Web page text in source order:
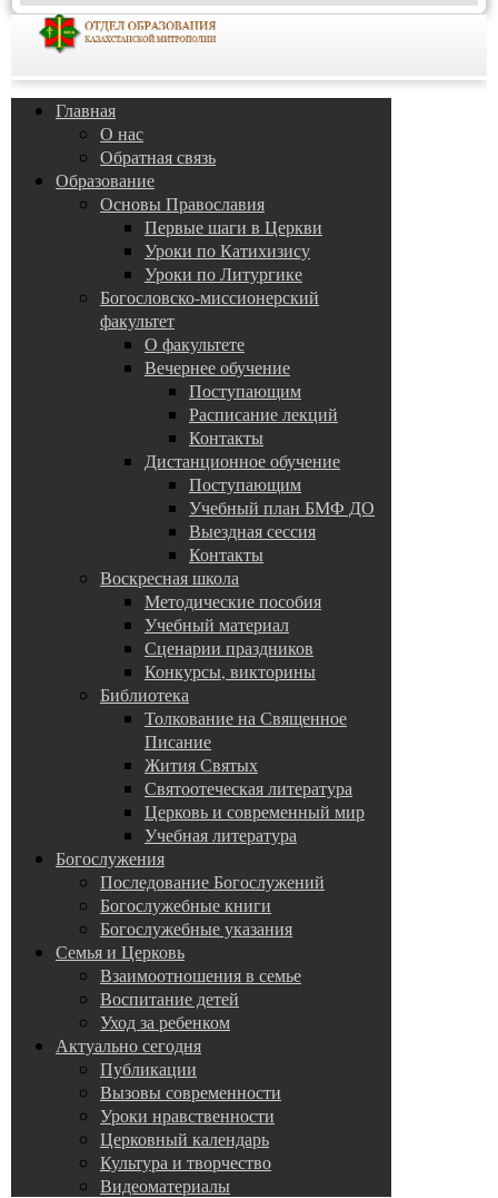
Главная
О нас
Обратная связь
Образование
Основы Православия
Первые шаги в Церкви
Уроки по Катихизису
Уроки по Литургике
Богословско-миссионерский
факультет
О факультете
Вечернее обучение
Поступающим
Расписание лекций
Контакты
Дистанционное обучение
Поступающим
Учебный план БМФ ДО
Выездная сессия
Контакты
Воскресная школа
Методические пособия
Учебный материал
Сценарии праздников
Конкурсы, викторины
Библиотека
Толкование на Священное
Писание
Жития Святых
Святоотеческая литература
Церковь и современный мир
Учебная литература
Богослужения
Последование Богослужений
Богослужебные книги
Богослужебные указания
Семья и Церковь
Взаимоотношения в семье
Воспитание детей
Уход за ребенком
Актуально сегодня
Публикации
Вызовы современности
Уроки нравственности
Церковный календарь
Культура и творчество
Видеоматериалы